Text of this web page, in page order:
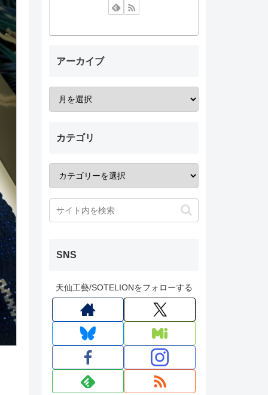
アーカイブ
カテゴリ
SNS
天仙工藝/SOTELIONをフォローする